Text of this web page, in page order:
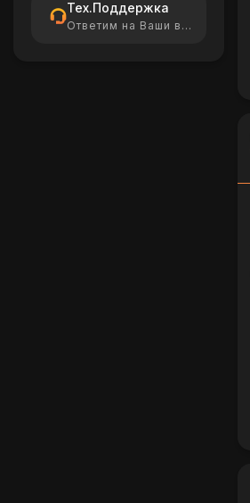
Тех.Поддержка
Ответим на Ваши вопросы